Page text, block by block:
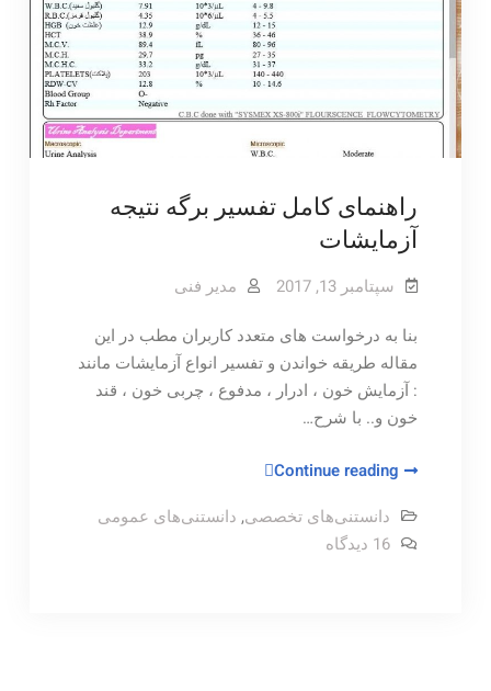
راهنمای کامل تفسیر برگه نتیجه
آزمایشات
سپتامبر 13, 2017 مدیر فنی
بنا به درخواست های متعدد کاربران مطب در این
مقاله طریقه خواندن و تفسیر انواع آزمایشات مانند
: آزمایش خون ، ادرار ، مدفوع ، چربی خون ، قند
خون و.. با شرح…
Continue reading
راهنمای
تفسیر
برگه
دانستنی‌های تخصصی, دانستنی‌های عمومی
16 دیدگاه
برای